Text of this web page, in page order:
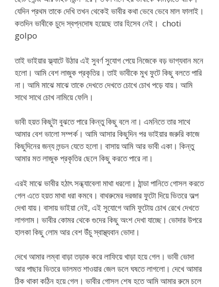
যেদিন প্রথম তাকে দেখি তখন থেকেই ভাবীর কথা ভেবে ভেবে মাল ফালাই।
কতদিন ভাবীকে চুদে স্বপ্নদোষ হয়েছে তার হিসেব নেই। choti
golpo
তাই ভাইয়ার ফ্ল্যাটে উঠার এই সুবর্ণ সুযোগ পেয়ে নিজেকে বড় ভাগ্যবান মনে
হলো। আমি বেশ লাজুক প্রকৃতির। তাই ভাবীকে মুখ ফুটে কিছু বলতে পারি
না। আমি মাঝে মাঝে তাকে দেখতে দেখতে চোখে চোখ পড়ে যায়। আমি
সাথে সাথে চোখ নামিয়ে ফেলি।
ভাবী হয়ত কিছুটা বুঝতে পারে কিন্তু কিছু বলে না। এমনিতে তার সাথে
আমার বেশ ভালো সম্পর্ক। আমি আসার কিছুদিন পর ভাইয়ার জরুরি কাজে
কিছুদিনের জন্য লন্ডন যেতে হলো। বাসায় আমি আর ভাবী একা। কিন্তু
আমার মত লাজুক প্রকৃতির ছেলে কিছু করতে পারে না।
এরই মাঝে ভাবীর হঠাৎ সন্ধ্যাবেলা মাথা ধরলো। ঠান্ডা পানিতে গোসল করতে
গেল এতে হয়ত মাথা ধরা কমবে। বাথরুমের দরজার ফুটো দিয়ে ভিতরে অল্প
দেখা যায়। বাসায় ভাইয়া নেই, এই সুযোগে আমি ফুটোয় চোখ রেখে দেখতে
লাগলাম। ভাবীর কোমর থেকে গুদের কিছু অংশ দেখা যাচ্ছে। ভোদার উপরে
হালকা কিছু লোম আর বেশ উঁচু স্বাস্থ্যবান ভোদা।
দেখে আমার লম্বা বাড়া তড়াক করে লাফিয়ে খাড়া হয়ে গেল। ভাবী ভোদা
আর পাছার ভিতরে ভালমত শাওয়ার জেল ডলে ঘষতে লাগলো। দেখে আমার
ঠিক থাকা কঠিন হয়ে গেল। ভাবীর গোসল শেষ হতে আমি আমার রুমে চলে